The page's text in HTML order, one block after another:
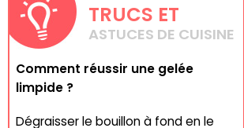
TRUCS ET
ASTUCES DE CUISINE
Comment réussir une gelée
limpide ?
Dégraisser le bouillon à fond en le